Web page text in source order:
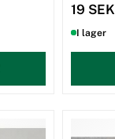
19 SEK
I lager